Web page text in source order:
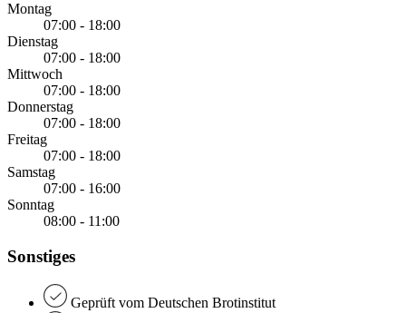
Montag
07:00 - 18:00
Dienstag
07:00 - 18:00
Mittwoch
07:00 - 18:00
Donnerstag
07:00 - 18:00
Freitag
07:00 - 18:00
Samstag
07:00 - 16:00
Sonntag
08:00 - 11:00
Sonstiges
Geprüft vom Deutschen Brotinstitut